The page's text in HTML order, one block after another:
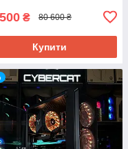
₴ 80 600 ₴
Купити